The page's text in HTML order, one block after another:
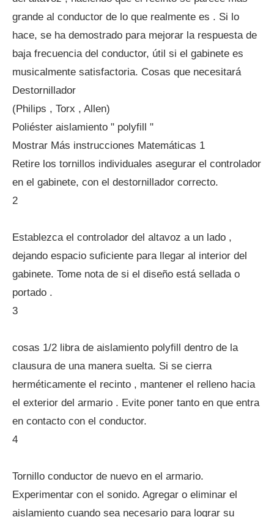
grande al conductor de lo que realmente es . Si lo
hace, se ha demostrado para mejorar la respuesta de
baja frecuencia del conductor, útil si el gabinete es
musicalmente satisfactoria. Cosas que necesitará
Destornillador
(Philips , Torx , Allen)
Poliéster aislamiento " polyfill "
Mostrar Más instrucciones Matemáticas 1
Retire los tornillos individuales asegurar el controlador
en el gabinete, con el destornillador correcto.
2
Establezca el controlador del altavoz a un lado ,
dejando espacio suficiente para llegar al interior del
gabinete. Tome nota de si el diseño está sellada o
portado .
3
cosas 1/2 libra de aislamiento polyfill dentro de la
clausura de una manera suelta. Si se cierra
herméticamente el recinto , mantener el relleno hacia
el exterior del armario . Evite poner tanto en que entra
en contacto con el conductor.
4
Tornillo conductor de nuevo en el armario.
Experimentar con el sonido. Agregar o eliminar el
aislamiento cuando sea necesario para lograr su